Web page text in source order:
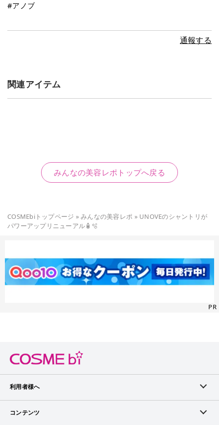
#アノブ
通報する
関連アイテム
みんなの美容レポトップへ戻る
COSMEbiトップページ »みんなの美容レポ » UNOVEのシャントリが
パワーアップリニューアル🧴🫧
PR
利用者様へ
メンバーログイン
コンテンツ